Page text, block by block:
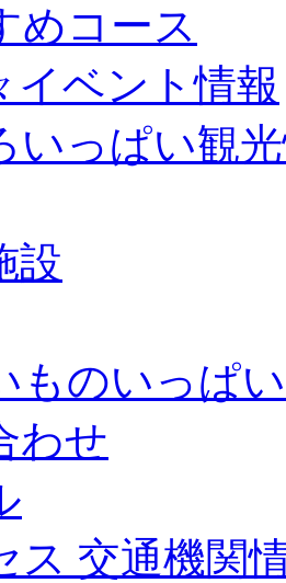
めコース
イベント情報
いっぱい観
設
ものいっぱ
わせ
ス 交通機関